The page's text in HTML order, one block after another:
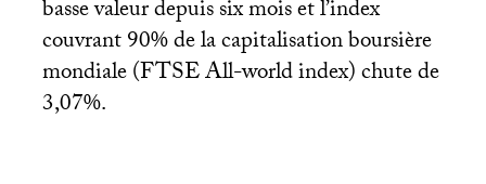
basse valeur depuis six mois et l’index
couvrant 90% de la capitalisation boursière
mondiale (FTSEAll-world index) chute de
3,07%.